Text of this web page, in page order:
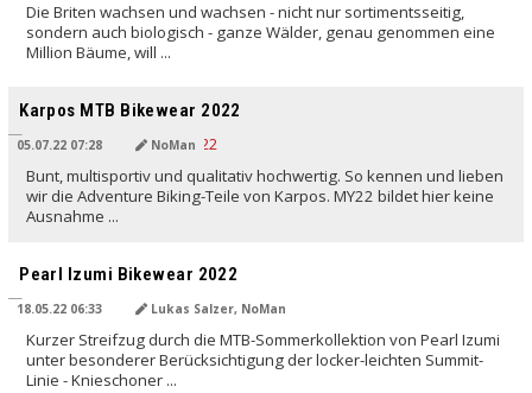
Die Briten wachsen und wachsen - nicht nur sortimentsseitig,
sondern auch biologisch - ganze Wälder, genau genommen eine
Million Bäume, will ...
Karpos MTB Bikewear 2022
05.07.22 07:28 NoMan
Bunt, multisportiv und qualitativ hochwertig. So kennen und lieben
wir die Adventure Biking-Teile von Karpos. MY22 bildet hier keine
Ausnahme ...
Pearl Izumi Bikewear 2022
18.05.22 06:33 Lukas Salzer, NoMan
Kurzer Streifzug durch die MTB-Sommerkollektion von Pearl Izumi
unter besonderer Berücksichtigung der locker-leichten Summit-
Linie - Knieschoner ...